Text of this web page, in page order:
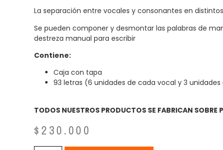
La separación entre vocales y consonantes en
Se pueden componer y desmontar las palabras de
destreza manual para escribir
Contiene:
Caja con tapa
93 letras (6 unidades de cada vocal y 3
TODOS NUESTROS PRODUCTOS SE FABRICAN SOBRE
$ 230.000